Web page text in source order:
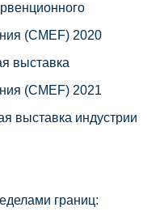
(CMEF) 2020
выставка
(CMEF) 2021
выставка индустрии
границ: